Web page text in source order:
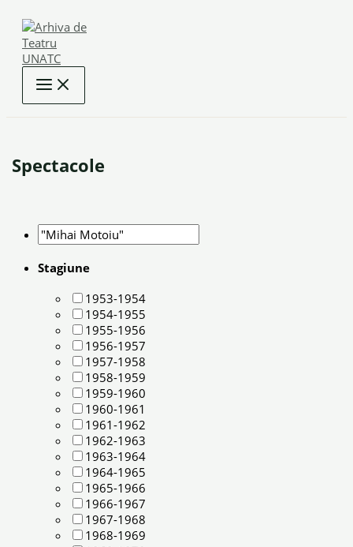
content
Spectacole
Stagiune
1953-1954
1954-1955
1955-1956
1956-1957
1957-1958
1958-1959
1959-1960
1960-1961
1961-1962
1962-1963
1963-1964
1964-1965
1965-1966
1966-1967
1967-1968
1968-1969